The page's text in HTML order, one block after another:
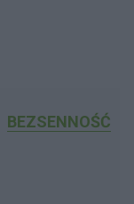
BEZSENNOŚĆ